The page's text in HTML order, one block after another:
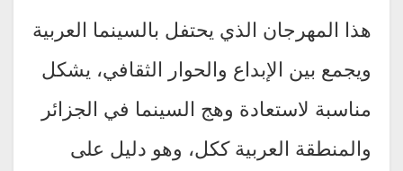
هذا المهرجان الذي يحتفل بالسينما العربية
ويجمع بين الإبداع والحوار الثقافي، يشكل
مناسبة لاستعادة وهج السينما في الجزائر
والمنطقة العربية ككل، وهو دليل على